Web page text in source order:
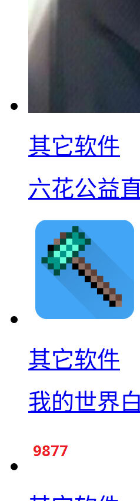
其它软件
六花公益
其它软件
我的世界